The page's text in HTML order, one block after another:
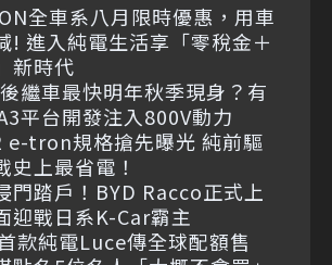
全車系八月限時優惠，用車
! 進入純電生活享「零稅金＋
新時代
繼車最快明年秋季現身？有
平台開發注入800V動力
e-tron規格搶先曝光 純前驅
史上最省電！
門踏戶！BYD Racco正式上
戰日系K-Car霸主
款純電Luce傳全球配額售